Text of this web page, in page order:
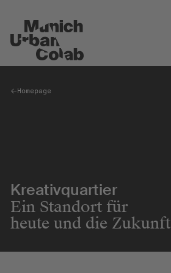
Spaces
Restaurant & Café
Kollaboration
Homepage
Kreativquartier
Ein Standort für
heute und die Zukunft